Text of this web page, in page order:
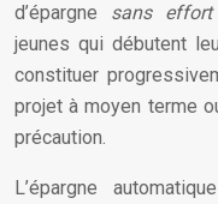
d’épargne sans effort
jeunes qui débutent
constituer
projet à moyen terme
précaution.
L’épargne